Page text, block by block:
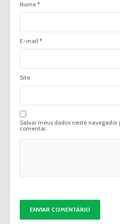
Nome *
E-mail *
Site
Salvar meus dados neste
comentar.